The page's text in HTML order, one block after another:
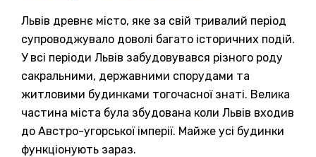
Львів древнє місто, яке за свій тривалий період
супроводжувало доволі багато історичних подій.
У всі періоди Львів забудовувався різного роду
сакральними, державними спорудами та
житловими будинками тогочасної знаті. Велика
частина міста була збудована коли Львів входив
до Австро-угорської імперії. Майже усі будинки
функціонують зараз.